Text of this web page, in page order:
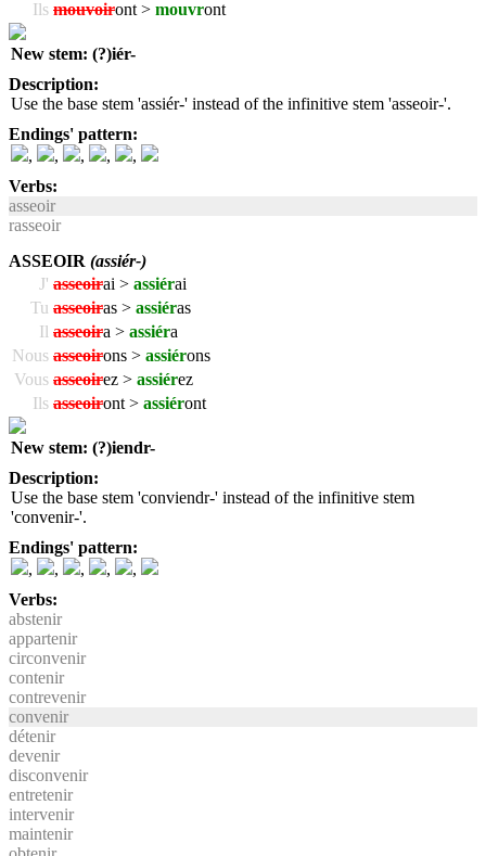
Ils mouvoiront > mouvront
New stem: (?)iér-
Description:
Use the base stem 'assiér-' instead of the infinitive stem 'asseoir-'.
Endings' pattern:
,
, , ,
,
Verbs:
asseoir
rasseoir
ASSEOIR (assiér-)
J' asseoirai > assiérai
Tu asseoiras > assiéras
Il asseoira > assiéra
Nous asseoirons > assiérons
Vous asseoirez > assiérez
Ils asseoiront > assiéront
New stem: (?)iendr-
Description:
Use the base stem 'conviendr-' instead of the infinitive stem
'convenir-'.
Endings' pattern:
,
, , ,
,
Verbs:
abstenir
appartenir
circonvenir
contenir
contrevenir
convenir
détenir
devenir
disconvenir
entretenir
intervenir
maintenir